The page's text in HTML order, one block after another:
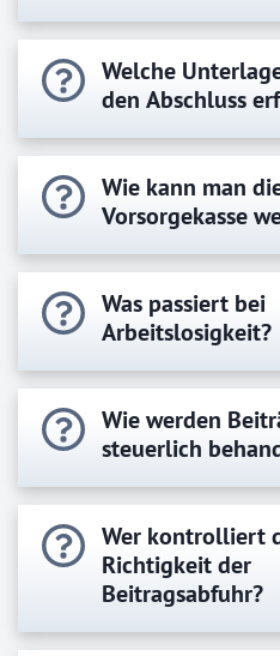
Welche
den Abschluss
Wie kann man
Vorsorgekasse
Was passiert bei
Arbeitslosigkeit?
Wie werden
steuerlich
Wer kontrolliert
Richtigkeit der
Beitragsabfuhr?